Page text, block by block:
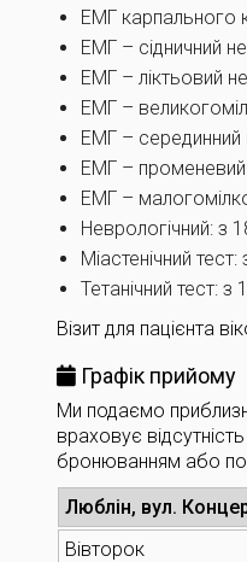
ЕМГ карпального
ЕМГ – сідничний
ЕМГ – ліктьовий
ЕМГ –
ЕМГ – серединний
ЕМГ – променевий
ЕМГ –
Неврологічний: з
Міастенічний тест:
Тетанічний тест: з
Візит для пацієнта
Графік прийому
Ми подаємо
враховує
бронюванням або
Люблін, вул.
Вівторок